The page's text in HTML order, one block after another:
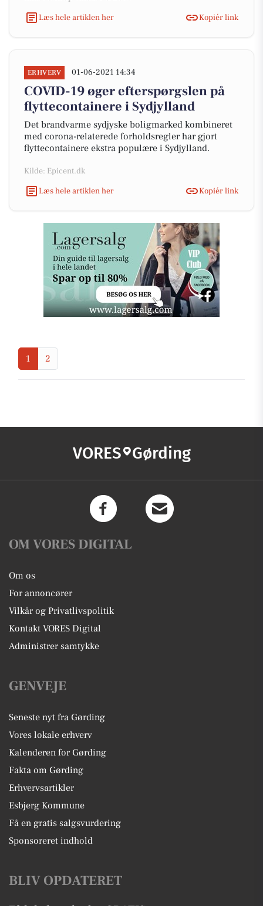
Læs hele artiklen her
Kopiér link
ERHVERV 01-06-2021 14:34
COVID-19 øger efterspørgslen på
flyttecontainere i Sydjylland
Det brandvarme sydjyske boligmarked kombineret
med corona-relaterede forholdsregler har gjort
flyttecontainere ekstra populære i Sydjylland.
Kilde: Epicent.dk
Læs hele artiklen her
Kopiér link
1 2
VORES Gørding
OM VORES DIGITAL
Om os
For annoncører
Vilkår og Privatlivspolitik
Kontakt VORES Digital
Administrer samtykke
GENVEJE
Seneste nyt fra Gørding
Vores lokale erhverv
Kalenderen for Gørding
Fakta om Gørding
Erhvervsartikler
Esbjerg Kommune
Få en gratis salgsvurdering
Sponsoreret indhold
BLIV OPDATERET